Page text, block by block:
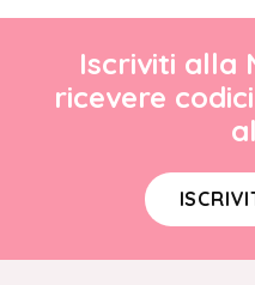
Iscriviti alla
ricevere